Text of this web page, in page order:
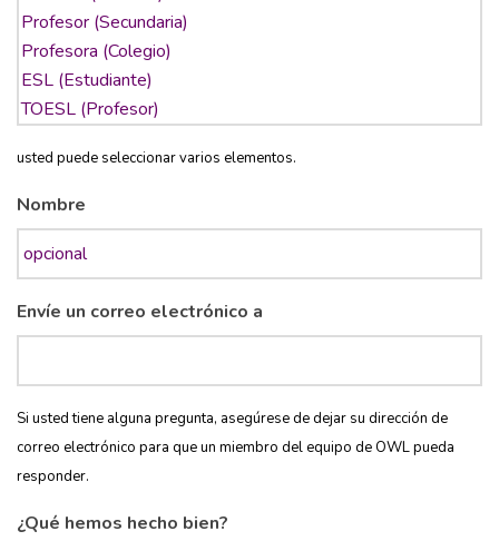
usted puede seleccionar varios elementos.
Nombre
Envíe un correo electrónico a
Si usted tiene alguna pregunta, asegúrese de dejar su dirección de
correo electrónico para que un miembro del equipo de OWL pueda
responder.
¿Qué hemos hecho bien?